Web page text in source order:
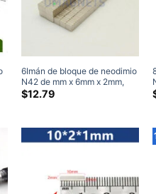
6Imán de bloque de neodimio
N42 de mm x 6mm x 2mm,
imanes de bloque fuertes de
$12.79